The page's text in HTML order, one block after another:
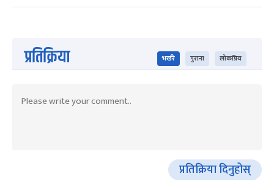
प्रतिक्रिया भर्खरै पुराना लोकप्रिय
प्रतिक्रिया दिनुहोस्